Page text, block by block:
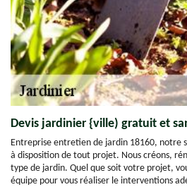
Devis jardinier {ville) gratuit et
Entreprise entretien de jardin 18160, notre
à disposition de tout projet. Nous créons,
type de jardin. Quel que soit votre projet,
équipe pour vous réaliser le interventions